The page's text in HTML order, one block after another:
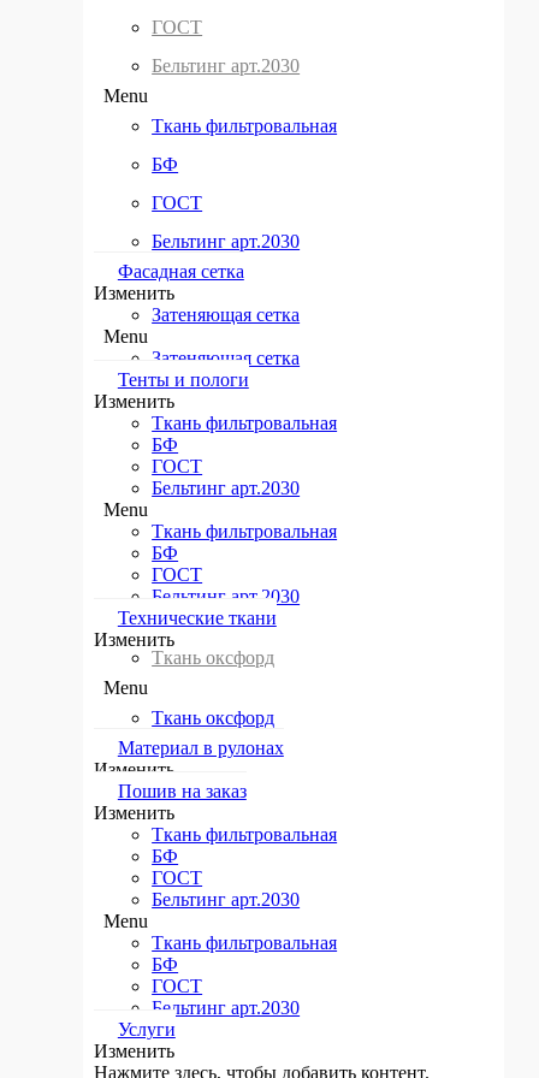
(120 г/м. кв.)
(180 г/м. кв.)
Menu
(60 г/м. кв.)
(120 г/м. кв.)
(180 г/м. кв.)
(280 г/м. кв.)
Рулонный (2*50 м)
Тент строительный
Тенты Тарпаулин на заказ
Тенты
Брезентовый
ПВХ
Защитные тенты
Утепленные тенты
Тенты для отдыха
Menu
Брезентовый
Тенты тарпаулин
ПВХ
Строительные тенты
ГОСТ
Бельтинг арт.2030
Menu
Ткань фильтровальная
БФ
ГОСТ
Бельтинг арт.2030
Фасадная сетка
Изменить
Затеняющая сетка
Menu
Затеняющая сетка
Тенты и пологи​
Изменить
Ткань фильтровальная
БФ
ГОСТ
Бельтинг арт.2030
Menu
Ткань фильтровальная
БФ
ГОСТ
Бельтинг арт.2030
Технические ткани​
Изменить
Ткань оксфорд
Menu
Ткань оксфорд
Материал в рулонах​
Изменить
Пошив на заказ​
Изменить
Ткань фильтровальная
БФ
ГОСТ
Бельтинг арт.2030
Menu
Ткань фильтровальная
БФ
ГОСТ
Бельтинг арт.2030
Услуги
Изменить
Нажмите здесь, чтобы добавить контент.